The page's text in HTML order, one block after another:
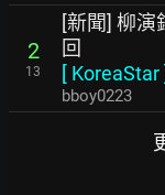
2
13
[新聞] 柳演
回
[ KoreaStar]
bboy0223